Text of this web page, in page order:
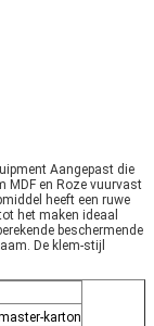
Aangepast die
MDF en Roze vuurvast
heeft een ruwe
het maken ideaal
beschermende
De klem-stijl
karton